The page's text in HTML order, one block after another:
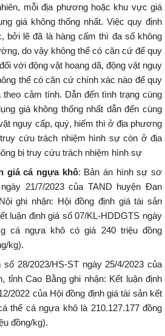
mỗi địa phương hoặc khu vực giá
giá không thống nhất. Việc quy định
bởi lẽ đã là hàng cấm thì đa số không
do vậy không thể có căn cứ để quy
với động vật hoang dã, động vật nguy
thể có căn cứ chính xác nào để quy
theo cảm tính. Dẫn đến tình trạng cùng
giá không thống nhất dẫn đến cùng
nguy cấp, quý, hiếm thì ở địa phương
cứu trách nhiệm hình sự còn ở địa
bị truy cứu trách nhiệm hình sự
giá cá ngựa khô: Bản án hình sự sơ
21/7/2023 của TAND huyện Đan
ghi nhận: Hội đồng định giá tài sản
luận định giá số 07/KL-HDDGTS ngày
cá ngựa khô có giá 240 triệu đồng
kg).
28/2023/HS-ST ngày 25/4/2023 của
tỉnh Cao Bằng ghi nhận: Kết luận định
2022 của Hội đồng định giá tài sản kết
thể cá ngựa khô là 210.127.177 đồng
đồng/kg).